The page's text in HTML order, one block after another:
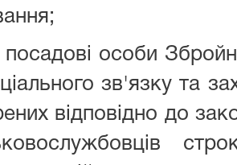
посадові особи
зв'язку та
відповідно до